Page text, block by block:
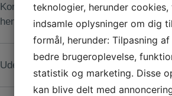
Korrektion af 2 bøjler. Uden
henvisning.
Udeblivelsesgebyr.
teknologier, herunder cookies,
indsamle oplysninger om dig
formål, herunder: Tilpasning
bedre brugeroplevelse,
statistik og marketing. Disse
kan blive delt med